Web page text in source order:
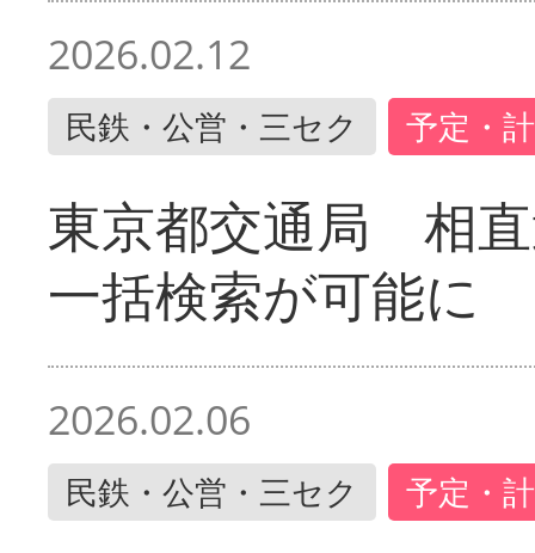
2026.02.12
民鉄・公営・三セク 予定・
東京都交通局 相
一括検索が可能に
2026.02.06
民鉄・公営・三セク 予定・